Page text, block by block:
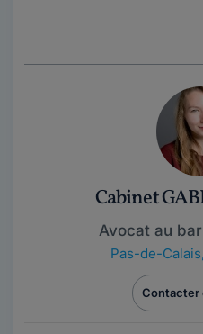
Cabinet
Avocat au
Pas-de-Calais,
Contacter